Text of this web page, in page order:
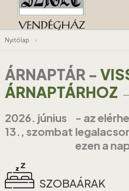
Nyitólap ›
ÁRNAPTÁR -
ÁRNAPTÁRHOZ
2026. június
13., szombat
- az
ezen a
SZOBAÁRAK